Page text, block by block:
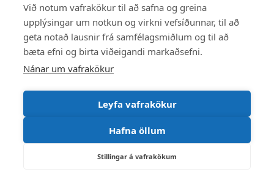
Við notum vafrakökur til að safna og greina
upplýsingar um notkun og virkni vefsíðunnar, til að
geta notað lausnir frá samfélagsmiðlum og til að
bæta efni og birta viðeigandi markaðsefni.
Nánar um vafrakökur
Leyfa vafrakökur
Hafna öllum
Stillingar á vafrakökum
Hafðu samband
Ritstjórnarstefna
Fylgstu með á Facebook